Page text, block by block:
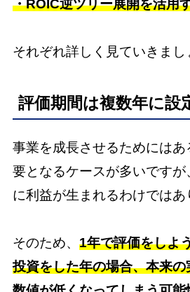
・ROIC逆ツリー展開を活用
それぞれ詳しく見ていきまし
評価期間は複数年に設
事業を成長させるためには
要となるケースが多いですが
に利益が生まれるわけではあ
そのため、 1年で評価をしよ
投資をした年の場合、本来